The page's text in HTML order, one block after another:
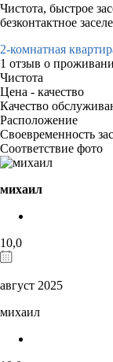
Чистота, быстрое
безконтактное
2-комнатная
1 отзыв о
Чистота
Цена - качество
Качество
Расположение
Своевременность
Соответствие фото
михаил
10,0
август 2025
михаил